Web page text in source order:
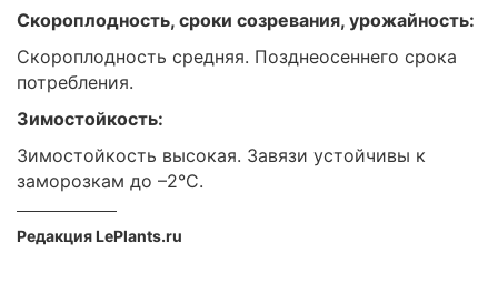
Скороплодность, сроки созревания, урожайность:
Скороплодность средняя. Позднеосеннего срока
потребления.
Зимостойкость:
Зимостойкость высокая. Завязи устойчивы к
заморозкам до –2°C.
Редакция LePlants.ru